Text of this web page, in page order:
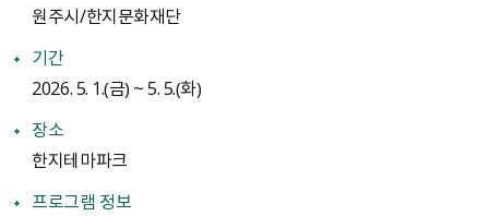
원주시/한지문화재단
기간
2026. 5. 1.（금） ~ 5. 5.（화）
장소
한지테마파크
프로그램 정보